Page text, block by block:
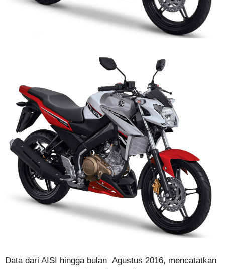
Data dari AISI hingga bulan Agustus 2016, mencatatkan